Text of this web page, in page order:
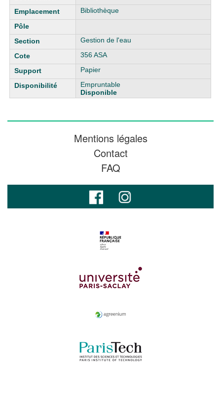
Bibliothèque
Gestion de l'eau
356 ASA
Papier
Empruntable
Disponible
Mentions légales
Contact
FAQ